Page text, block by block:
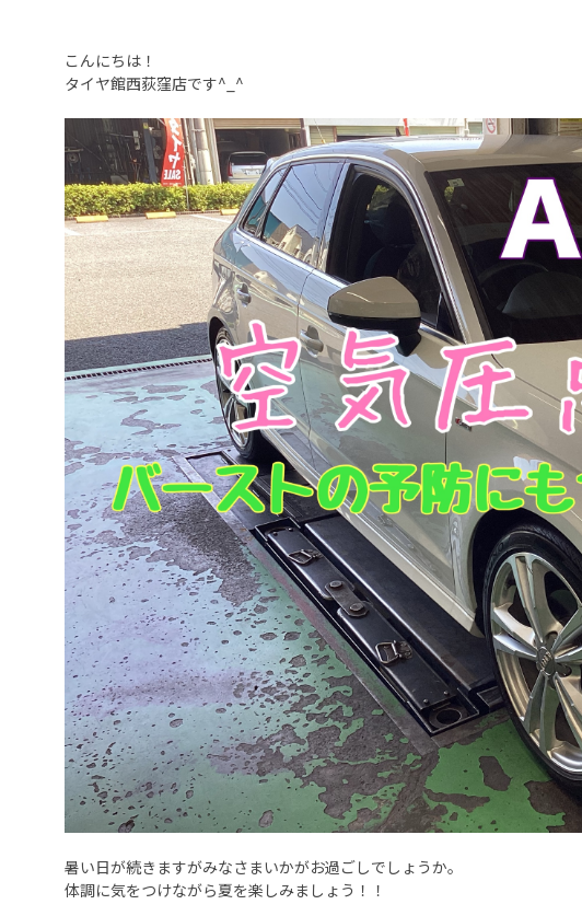
こんにちは！
タイヤ館西荻窪店です^_^
暑い日が続きますがみなさまいかがお過ごしでしょうか。
体調に気をつけながら夏を楽しみましょう！！